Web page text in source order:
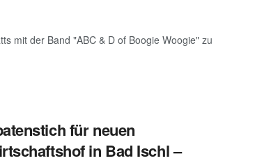
mit der Band "ABC & D of Boogie Woogie" zu
für neuen
in Bad Ischl –